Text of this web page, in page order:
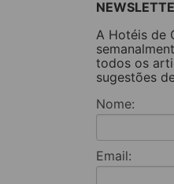
A Hotéis de
todos os
sugestões
Nome:
Email: